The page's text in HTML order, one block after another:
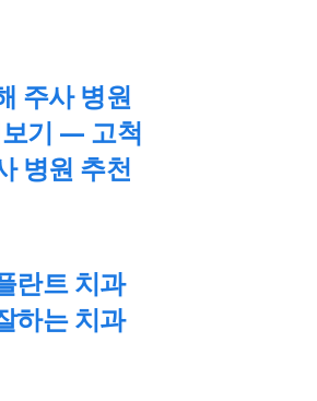
주사 병원
기 — 고척
병원 추천
란트 치과
하는 치과